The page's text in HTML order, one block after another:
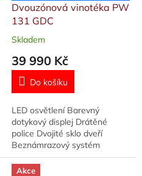
Dvouzónová vinotéka PW
131 GDC
Průměrné
produktu
5,0
5
hvězdiček.
Skladem
39 990 Kč
Do košíku
LED osvětlení Barevný
dotykový displej Drátěné
police Dvojité sklo dveří
Beznámrazový systém
Rozměry (VxŠxH):
175,6x59,5x67,6 cm
Akce